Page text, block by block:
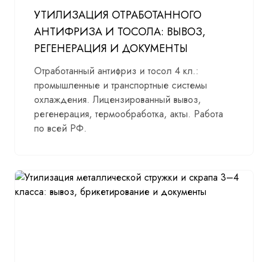
УТИЛИЗАЦИЯ ОТРАБОТАННОГО
АНТИФРИЗА И ТОСОЛА: ВЫВОЗ,
РЕГЕНЕРАЦИЯ И ДОКУМЕНТЫ
Отработанный антифриз и тосол 4 кл.:
промышленные и транспортные системы
охлаждения. Лицензированный вывоз,
регенерация, термообработка, акты. Работа
по всей РФ.